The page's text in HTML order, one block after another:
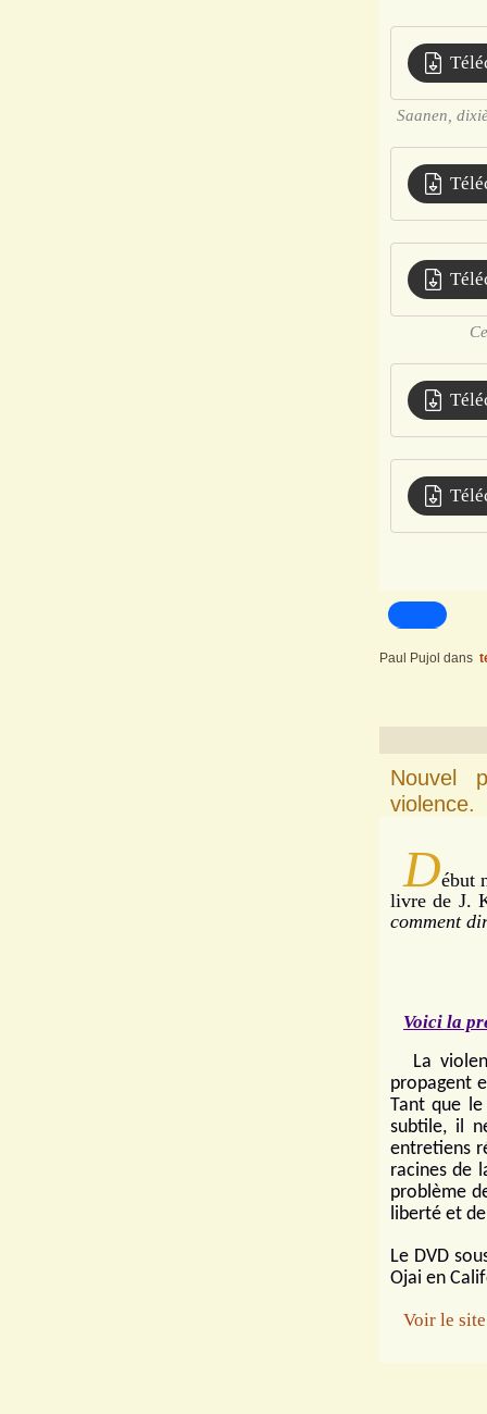
Saanen,
Paul Pujol dans
Nouvel
violence.
Début
livre de J.
comment
Voici la
La
propagent
Tant que
subtile, il
entretiens
racines de
problème
liberté et
Le DVD
Ojai en
Voir le